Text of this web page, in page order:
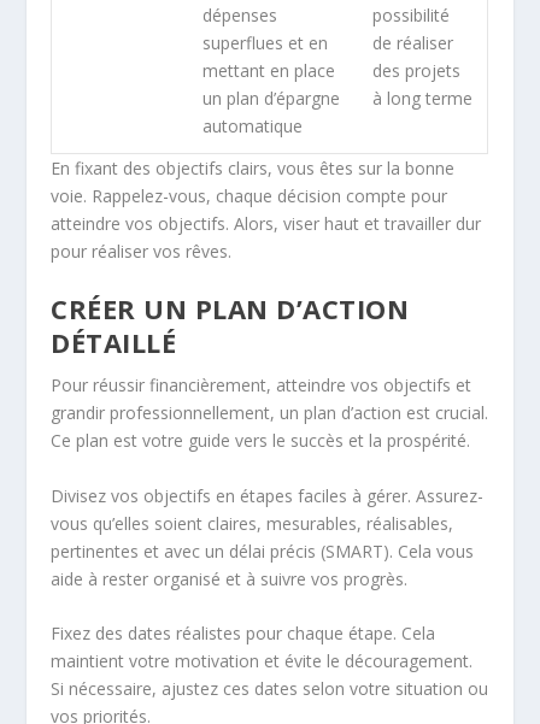
dépenses
superflues et en
mettant en place
un plan d’épargne
automatique
possibilité
de réaliser
des projets
à long terme
En fixant des objectifs clairs, vous êtes sur la bonne
voie. Rappelez-vous, chaque décision compte pour
atteindre vos objectifs. Alors, viser haut et travailler dur
pour réaliser vos rêves.
CRÉER UN PLAN D’ACTION
DÉTAILLÉ
Pour réussir financièrement, atteindre vos objectifs et
grandir professionnellement, un plan d’action est crucial.
Ce plan est votre guide vers le succès et la prospérité.
Divisez vos objectifs en étapes faciles à gérer. Assurez-
vous qu’elles soient claires, mesurables, réalisables,
pertinentes et avec un délai précis (SMART). Cela vous
aide à rester organisé et à suivre vos progrès.
Fixez des dates réalistes pour chaque étape. Cela
maintient votre motivation et évite le découragement.
Si nécessaire, ajustez ces dates selon votre situation ou
vos priorités.